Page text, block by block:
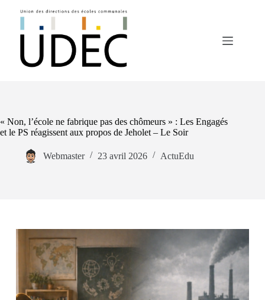
« Non, l’école ne fabrique pas des chômeurs » : Les Engagés
et le PS réagissent aux propos de Jeholet – Le Soir
Webmaster 23 avril 2026 ActuEdu